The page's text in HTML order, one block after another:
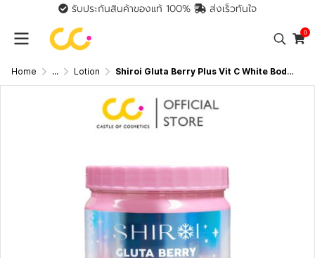
รับประกันสินค้าของแท้ 100% ส่งเร็วทันใจ
0
Home ... Lotion Shiroi Gluta Berry Plus Vit C White Body Cream (500g) ชิโรอิ กลูต้า เบอร์รี่ พลัส วิตซี ไวท์ บอดี้ ครีม